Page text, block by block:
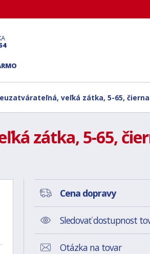
veľká zátka, 5-65, čierna
zátka, 5-65,
Cena dopravy
Sledovať dostupnost
Otázka na tovar